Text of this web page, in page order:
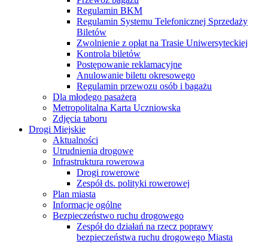
Regulamin BKM
Regulamin Systemu Telefonicznej Sprzedaży
Biletów
Zwolnienie z opłat na Trasie Uniwersyteckiej
Kontrola biletów
Postępowanie reklamacyjne
Anulowanie biletu okresowego
Regulamin przewozu osób i bagażu
Dla młodego pasażera
Metropolitalna Karta Uczniowska
Zdjęcia taboru
Drogi Miejskie
Aktualności
Utrudnienia drogowe
Infrastruktura rowerowa
Drogi rowerowe
Zespół ds. polityki rowerowej
Plan miasta
Informacje ogólne
Bezpieczeństwo ruchu drogowego
Zespół do działań na rzecz poprawy
bezpieczeństwa ruchu drogowego Miasta